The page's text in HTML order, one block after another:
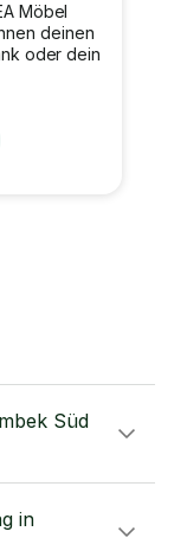
Möbel
deinen
oder dein
Süd
in